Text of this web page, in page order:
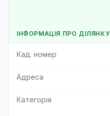
ІНФОРМАЦІЯ ПРО ДІЛЯНКУ
Кад. номер
Адреса
Категорія